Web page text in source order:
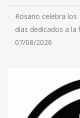
Rosario celebra
días dedicados a
07/08/2026